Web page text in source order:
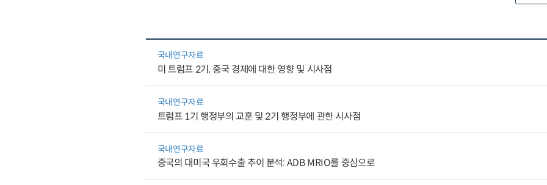
국내연구자료
미 트럼프 2기, 중국 경제에 대한 영향 및 시사점
국내연구자료
트럼프 1기 행정부의 교훈 및 2기 행정부에 관한 시사점
국내연구자료
중국의 대미국 우회수출 추이 분석: ADB MRIO를 중심으로